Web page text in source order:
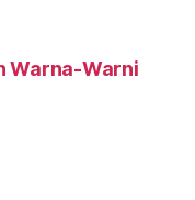
Warna-Warni